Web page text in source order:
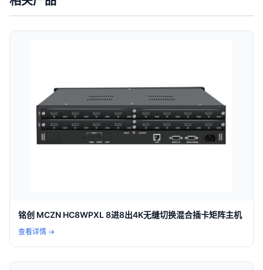
铭创 MCZN HC8WPXL 8进8出4K无缝切换混合插卡矩阵主机
查看详情 →